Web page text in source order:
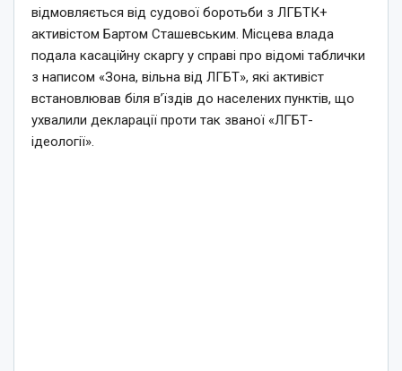
відмовляється від судової боротьби з ЛГБТК+
активістом Бартом Сташевським. Місцева влада
подала касаційну скаргу у справі про відомі таблички
з написом «Зона, вільна від ЛГБТ», які активіст
встановлював біля в’їздів до населених пунктів, що
ухвалили декларації проти так званої «ЛГБТ-
ідеології».